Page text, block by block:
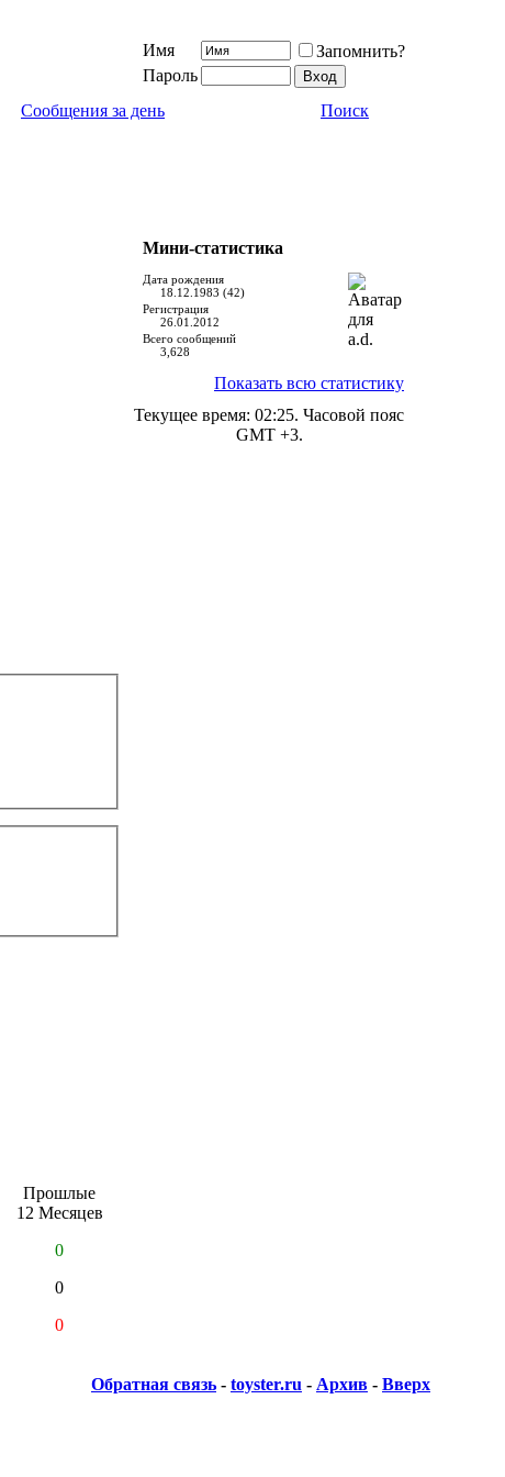
Имя
Запомнить?
Пароль
Сообщения за день Поиск
Прошлые
12 Месяцев
0
0
0
Мини-статистика
Дата рождения
18.12.1983 (42)
Регистрация
26.01.2012
Всего сообщений
3,628
Показать всю статистику
Текущее время: 02:25. Часовой пояс
GMT +3.
Обратная связь - toyster.ru - Архив - Вверх